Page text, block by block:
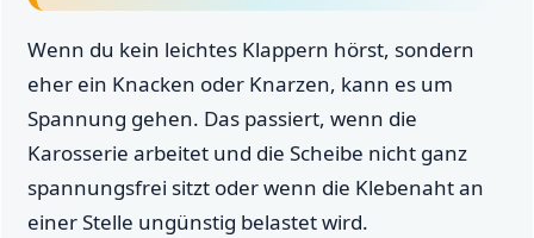
Wenn du kein leichtes Klappern hörst, sondern
eher ein Knacken oder Knarzen, kann es um
Spannung gehen. Das passiert, wenn die
Karosserie arbeitet und die Scheibe nicht ganz
spannungsfrei sitzt oder wenn die Klebenaht an
einer Stelle ungünstig belastet wird.